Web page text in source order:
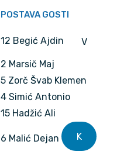
POSTAVA GOSTI
12 Begić Ajdin V
2 Marsič Maj
5 Zorč Švab Klemen
4 Simić Antonio
15 Hadžić Ali
6 Malić Dejan K